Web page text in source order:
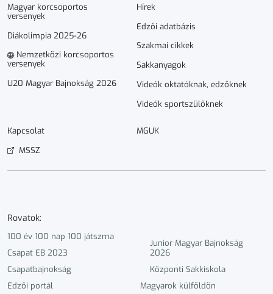
Magyar korcsoportos
versenyek
Diákolimpia 2025-26
Nemzetközi korcsoportos
versenyek
U20 Magyar Bajnokság 2026
Hírek
Edzői adatbázis
Szakmai cikkek
Sakkanyagok
Videók oktatóknak, edzőknek
Videók sportszülőknek
Kapcsolat
MGUK
MSSZ
Rovatok:
100 év 100 nap 100 játszma
Csapat EB 2023
Csapatbajnokság
Edzői portál
Junior Magyar Bajnokság
2026
Központi Sakkiskola
Magyarok külföldön